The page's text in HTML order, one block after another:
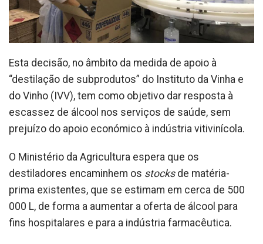
Esta decisão, no âmbito da medida de apoio à
“destilação de subprodutos” do Instituto da Vinha e
do Vinho (IVV), tem como objetivo dar resposta à
escassez de álcool nos serviços de saúde, sem
prejuízo do apoio económico à indústria vitivinícola.
O Ministério da Agricultura espera que os
destiladores encaminhem os stocksde matéria-
prima existentes, que se estimam em cerca de 500
000 L, de forma a aumentar a oferta de álcool para
fins hospitalares e para a indústria farmacêutica.